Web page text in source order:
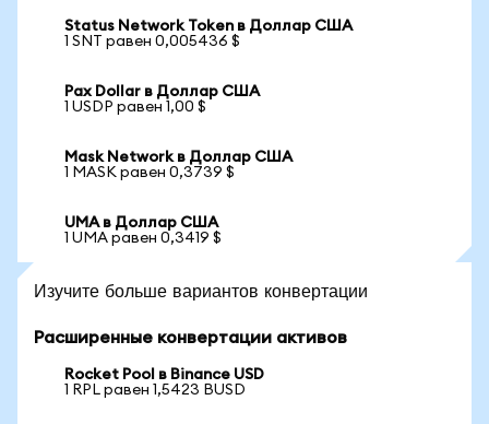
Status Network Token в Доллар США
1 SNT равен 0,005436 $
Pax Dollar в Доллар США
1 USDP равен 1,00 $
Mask Network в Доллар США
1 MASK равен 0,3739 $
UMA в Доллар США
1 UMA равен 0,3419 $
Изучите больше вариантов конвертации
Расширенные конвертации активов
Rocket Pool в Binance USD
1 RPL равен 1,5423 BUSD